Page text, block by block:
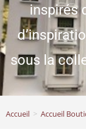
inspirés
sous la
Accueil > Accueil